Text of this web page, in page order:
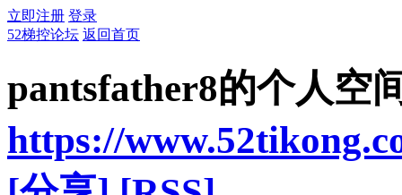
立即注册 登录
52梯控论坛 返回首页
pantsfather8的个人空
https://